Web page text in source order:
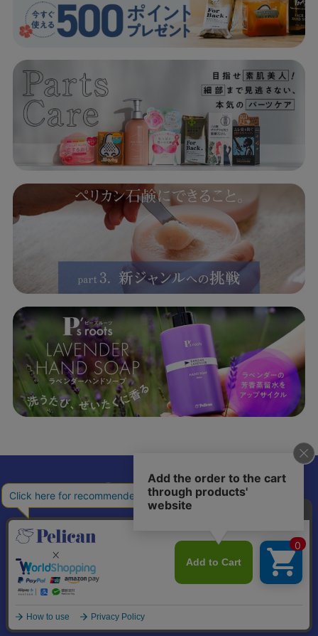
個人情報の取り扱いについて 特定商取引法に基づく表記
© Pelican Soap Co., Ltd. All Rights Reserved.